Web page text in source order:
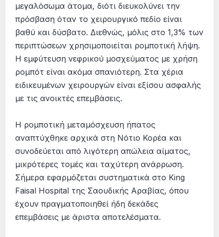
μεγαλόσωμα άτομα, διότι διευκολύνει την
πρόσβαση όταν το χειρουργικό πεδίο είναι
βαθύ και δύσβατο. Διεθνώς, μόλις στο 1,3% των
περιπτώσεων χρησιμοποιείται ρομποτική λήψη.
Η εμφύτευση νεφρικού μοσχεύματος με χρήση
ρομπότ είναι ακόμα σπανιότερη. Στα χέρια
ειδικευμένων χειρουργών είναι εξίσου ασφαλής
με τις ανοικτές επεμβάσεις.
Η ρομποτική μεταμόσχευση ήπατος
αναπτύχθηκε αρχικά στη Νότιο Κορέα και
συνοδεύεται από λιγότερη απώλεια αίματος,
μικρότερες τομές και ταχύτερη ανάρρωση.
Σήμερα εφαρμόζεται συστηματικά στο King
Faisal Hospital της Σαουδικής Αραβίας, όπου
έχουν πραγματοποιηθεί ήδη δεκάδες
επεμβάσεις με άριστα αποτελέσματα.